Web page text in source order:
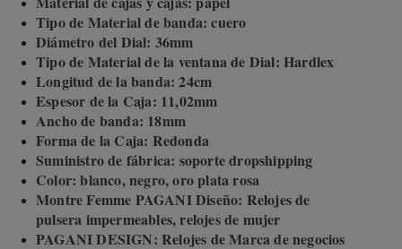
Tipo de Material de banda: cuero
Diámetro del Dial: 36mm
Tipo de Material de la ventana de Dial: Hardlex
Longitud de la banda: 24cm
Espesor de la Caja: 11,02mm
Ancho de banda: 18mm
Forma de la Caja: Redonda
Suministro de fábrica: soporte dropshipping
Color: blanco, negro, oro plata rosa
Montre Femme PAGANI Diseño: Relojes de
pulsera impermeables, relojes de mujer
PAGANI DESIGN: Relojes de Marca de negocios